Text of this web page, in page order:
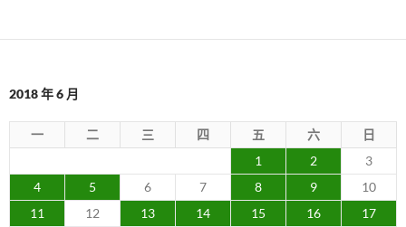
2018 年 6 月
一 二 三 四 五 六
日
1
2
3
4
5 6 7 8 9
10
11
12 13 14 15 16
17